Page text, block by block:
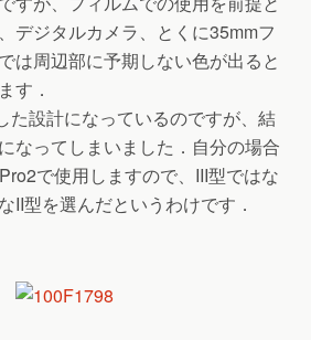
デジタルカメラ、とくに35mmフ
は周辺部に予期しない色が出ると
す．
た設計になっているのですが、結
なってしまいました．自分の場合
で使用しますので、III型ではな
II型を選んだというわけです．